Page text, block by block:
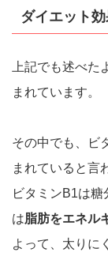
ダイエット
上記でも述べた
まれています。
その中でも、ビ
まれていると言
ビタミンB1は
は脂肪をエネル
よって、太りに